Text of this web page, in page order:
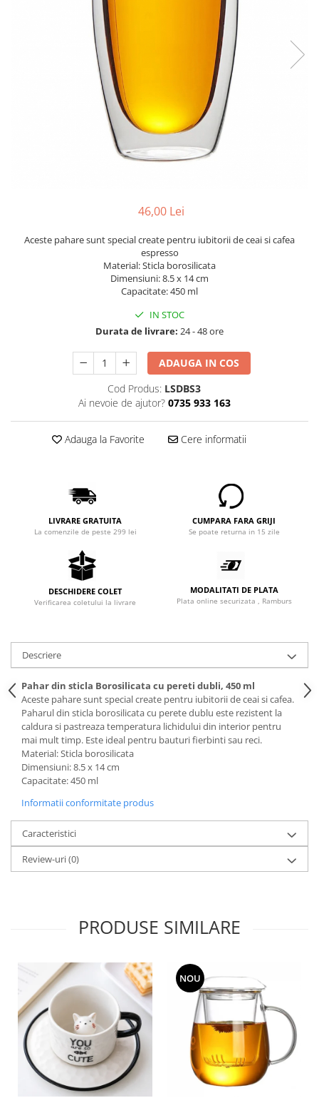
46,00 Lei
Aceste pahare sunt special create pentru iubitorii de ceai si cafea
espresso
Material: Sticla borosilicata
Dimensiuni: 8.5 x 14 cm
Capacitate: 450 ml
IN STOC
Durata de livrare: 24 - 48 ore
ADAUGA IN COS
Cod Produs: LSDBS3
Ai nevoie de ajutor? 0735 933 163
Adauga la Favorite Cere informatii
LIVRARE GRATUITA
La comenzile de peste 299 lei
CUMPARA FARA GRIJI
Se poate returna in 15 zile
DESCHIDERE COLET
Verificarea coletului la livrare
MODALITATI DE PLATA
Plata online securizata , Ramburs
Descriere
Pahar din sticla Borosilicata cu pereti dubli, 450 ml
Aceste pahare sunt special create pentru iubitorii de ceai si cafea.
Paharul din sticla borosilicata cu perete dublu este rezistent la
caldura si pastreaza temperatura lichidului din interior pentru
mai mult timp. Este ideal pentru bauturi fierbinti sau reci.
Material: Sticla borosilicata
Dimensiuni: 8.5 x 14 cm
Capacitate: 450 ml
Informatii conformitate produs
Caracteristici
Review-uri(0)
PRODUSE SIMILARE
NOU